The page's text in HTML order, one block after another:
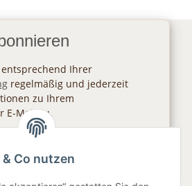
Ihrer
regelmäßig und jederzeit
zu Ihrem
E-Mail zu.
Co nutzen